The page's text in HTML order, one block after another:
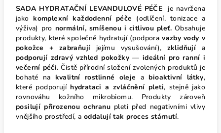
SADA HYDRATAČNÍ LEVANDULOVÉ PÉČE
je navržena
jako komplexní každodenní péče (odlíčení, tonizace a
výživa) pro normální, smíšenou i citlivou pleť. Obsahuje
produkty, které společně hydratují (podporavazby vody v
pokožce + zabraňují jejímu vysušování), zklidňují a
podporují zdravý vzhled pokožky— ideální pro ranní i
večerní péči. Čistě přírodní složení zvolených produktů je
bohaté na kvalitní rostlinné oleje a bioaktivní látky,
které podporují hydrataci a zvláčnění pleti, stejně jako
rovnováhu kožního mikrobiomu. Produkty zároveň
posilují přirozenou ochranu pleti před negativními vlivy
vnějšího prostředí, a oddalují tak proces stárnutí.